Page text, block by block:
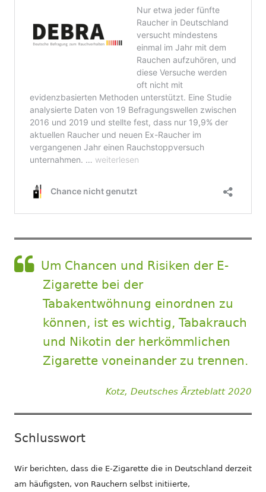
Um Chancen und Risiken der E-
Zigarette bei der
Tabakentwöhnung einordnen zu
können, ist es wichtig, Tabakrauch
und Nikotin der herkömmlichen
Zigarette voneinander zu trennen.
Kotz, Deutsches Ärzteblatt 2020
Schlusswort
Wir berichten, dass die E-Zigarette die in Deutschland derzeit
am häufigsten, von Rauchern selbst initiierte,